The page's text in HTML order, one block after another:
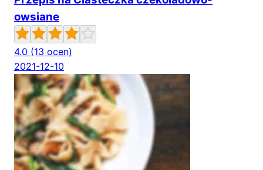
owsiane
4.0 (13 ocen)
2021-12-10